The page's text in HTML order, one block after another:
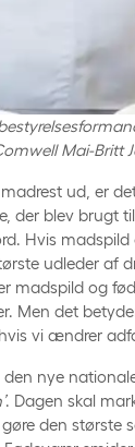
Mai-Britt
ud, er
der blev brugt
Hvis
udleder af
madspild og
Men det
vi ændrer
den nye
. Dagen skal
den største